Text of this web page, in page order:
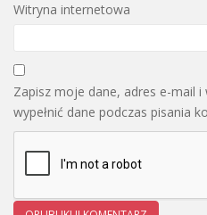
Witryna internetowa
Zapisz moje dane, adres e-mail
wypełnić dane podczas pisania